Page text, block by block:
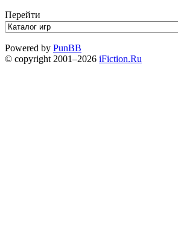
Перейти
Powered by PunBB
© copyright 2001–2026 iFiction.Ru